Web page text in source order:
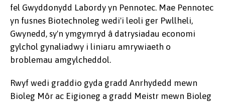
fel Gwyddonydd Labordy yn Pennotec. Mae Pennotec
yn fusnes Biotechnoleg wedi'i leoli ger Pwllheli,
Gwynedd, sy'n ymgymryd â datrysiadau economi
gylchol gynaliadwy i liniaru amrywiaeth o
broblemau amgylcheddol.
Rwyf wedi graddio gyda gradd Anrhydedd mewn
Bioleg Môr ac Eigioneg a gradd Meistr mewn Bioleg